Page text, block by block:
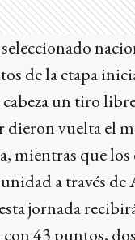
de la etapa
un tiro
dieron vuelta el
mientras que
a través de
jornada
43 puntos,